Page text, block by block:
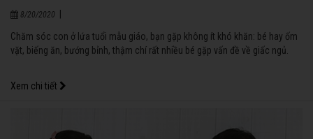
8/20/2020
Chăm sóc con ở lứa tuổi mẫu giáo, bạn gặp không ít khó khăn: bé hay ốm
vặt, biếng ăn, bướng bỉnh, thậm chí rất nhiều bé gặp vấn đề về giấc ngủ.
Xem chi tiết